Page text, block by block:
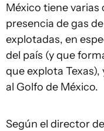
México tiene varias
presencia de gas
explotadas, en
del país (y que
que explota
al Golfo de México.
Según el director